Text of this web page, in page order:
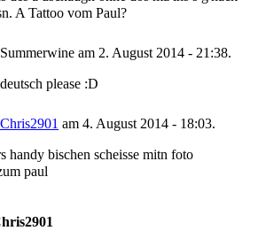
A Tattoo vom Paul?
am 2. August 2014 - 21:38.
please :D
Chris2901 am 4. August 2014 - 18:03.
handy bischen scheisse mitn foto
paul